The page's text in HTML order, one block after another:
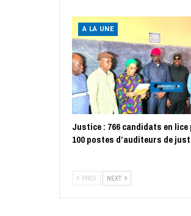
A LA UNE
Justice : 766 candidats en lice
100 postes d’auditeurs de
PREV NEXT